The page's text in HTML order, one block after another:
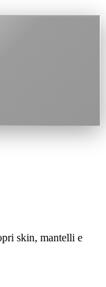
skin, mantelli e